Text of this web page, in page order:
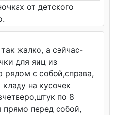
от детского
жалко, а сейчас-
для яиц из
рядом с собой,справа,
на кусочек
по 8
прямо перед собой,